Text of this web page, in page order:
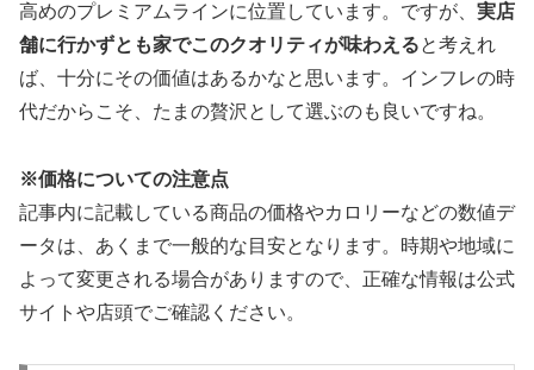
高めのプレミアムラインに位置しています。ですが、 実店
舗に行かずとも家でこのクオリティが味わえると考えれ
ば、十分にその価値はあるかなと思います。インフレの時
代だからこそ、たまの贅沢として選ぶのも良いですね。
※価格についての注意点
記事内に記載している商品の価格やカロリーなどの数値デ
ータは、あくまで一般的な目安となります。時期や地域に
よって変更される場合がありますので、正確な情報は公式
サイトや店頭でご確認ください。